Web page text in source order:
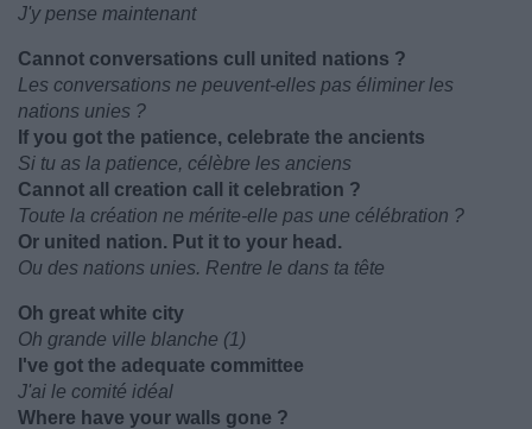
J'y pense maintenant
Cannot conversations cull united nations ?
Les conversations ne peuvent-elles pas éliminer les
nations unies ?
If you got the patience, celebrate the ancients
Si tu as la patience, célèbre les anciens
Cannot all creation call it celebration ?
Toute la création ne mérite-elle pas une célébration ?
Or united nation. Put it to your head.
Ou des nations unies. Rentre le dans ta tête
Oh great white city
Oh grande ville blanche (1)
I've got the adequate committee
J'ai le comité idéal
Where have your walls gone ?